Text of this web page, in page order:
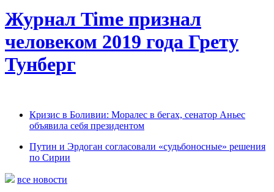
Журнал Time признал
человеком 2019 года Грету
Тунберг
Кризис в Боливии: Моралес в бегах, сенатор Аньес
объявила себя президентом
Путин и Эрдоган согласовали «судьбоносные» решения
по Сирии
все новости